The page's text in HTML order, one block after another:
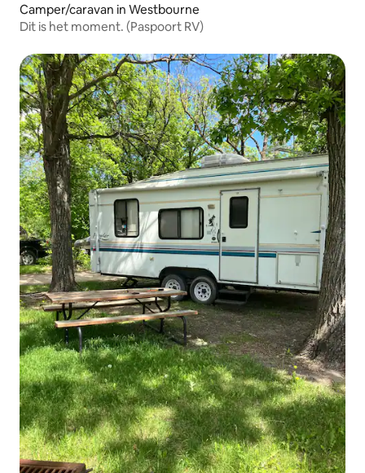
Camper/caravan in Westbourne
Dit is het moment. (Paspoort RV)